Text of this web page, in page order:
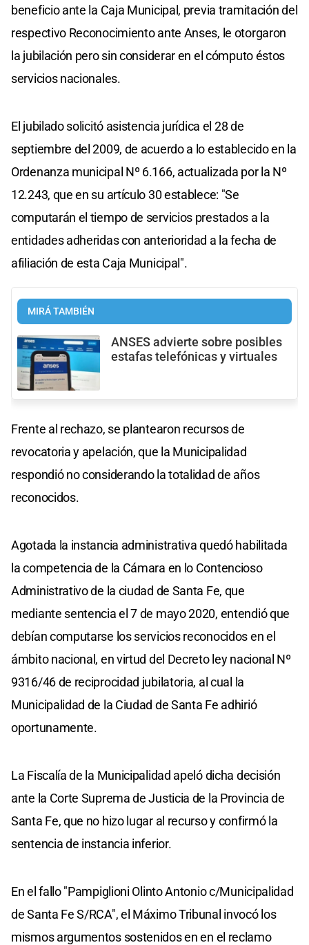
beneficio ante la Caja Municipal, previa tramitación del
respectivo Reconocimiento ante Anses, le otorgaron
la jubilación pero sin considerar en el cómputo éstos
servicios nacionales.
El jubilado solicitó asistencia jurídica el 28 de
septiembre del 2009, de acuerdo a lo establecido en la
Ordenanza municipal Nº 6.166, actualizada por la Nº
12.243, que en su artículo 30 establece: "Se
computarán el tiempo de servicios prestados a la
entidades adheridas con anterioridad a la fecha de
afiliación de esta Caja Municipal".
MIRÁ TAMBIÉN
ANSES advierte sobre posibles
estafas telefónicas y virtuales
Frente al rechazo, se plantearon recursos de
revocatoria y apelación, que la Municipalidad
respondió no considerando la totalidad de años
reconocidos.
Agotada la instancia administrativa quedó habilitada
la competencia de la Cámara en lo Contencioso
Administrativo de la ciudad de Santa Fe, que
mediante sentencia el 7 de mayo 2020, entendió que
debían computarse los servicios reconocidos en el
ámbito nacional, en virtud del Decreto ley nacional Nº
9316/46 de reciprocidad jubilatoria, al cual la
Municipalidad de la Ciudad de Santa Fe adhirió
oportunamente.
La Fiscalía de la Municipalidad apeló dicha decisión
ante la Corte Suprema de Justicia de la Provincia de
Santa Fe, que no hizo lugar al recurso y confirmó la
sentencia de instancia inferior.
En el fallo "Pampiglioni Olinto Antonio c/Municipalidad
de Santa Fe S/RCA", el Máximo Tribunal invocó los
mismos argumentos sostenidos en en el reclamo